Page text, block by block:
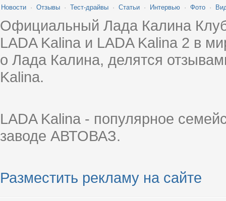
Новости · Отзывы · Тест-драйвы · Статьи · Интервью · Фото ·
Официальный Лада Калина
LADA Kalina и LADA Kalina 2 в
о Лада Калина, делятся
Kalina.
LADA Kalina - популярное
заводе АВТОВАЗ.
Разместить рекламу на сайте